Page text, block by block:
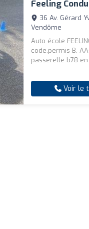
Feeling
36 Av. Gérard
Vendôme
Auto école
code,permis B,
passerelle b78
Voir le